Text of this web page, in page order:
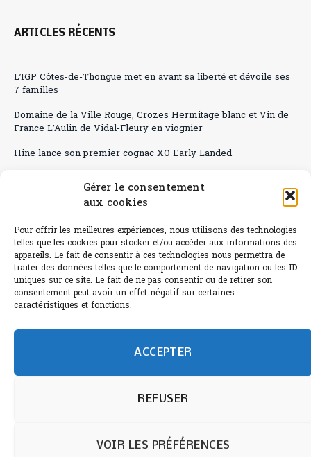
Gérer le consentement
aux cookies
Pour offrir les meilleures expériences, nous utilisons des technologies
telles que les cookies pour stocker et/ou accéder aux informations des
appareils. Le fait de consentir à ces technologies nous permettra de
traiter des données telles que le comportement de navigation ou les ID
uniques sur ce site. Le fait de ne pas consentir ou de retirer son
consentement peut avoir un effet négatif sur certaines
caractéristiques et fonctions.
ACCEPTER
REFUSER
VOIR LES PRÉFÉRENCES
ARTICLES RÉCENTS
L’IGP Côtes-de-Thongue met en avant sa liberté et dévoile ses
7 familles
Domaine de la Ville Rouge, Crozes Hermitage blanc et Vin de
France L’Aulin de Vidal-Fleury en viognier
Hine lance son premier cognac XO Early Landed
Sélection de rosés 2026
L'abus d'alcool est dangereux pour la santé.
©paris-bistro 2026 Paris-bistro.com est une publication 100%
mail: contact@paris-bistro.com